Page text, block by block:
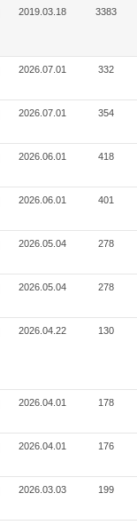
2019.03.18 3383
2026.07.01 332
2026.07.01 354
2026.06.01 418
2026.06.01 401
2026.05.04 278
2026.05.04 278
2026.04.22 130
2026.04.01 178
2026.04.01 176
2026.03.03 199